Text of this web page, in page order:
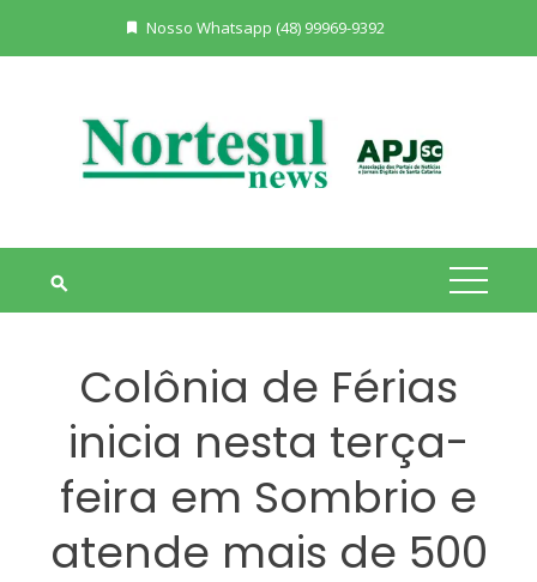
Nosso Whatsapp (48) 99969-9392
Colônia de Férias
inicia nesta terça-
feira em Sombrio e
atende mais de 500